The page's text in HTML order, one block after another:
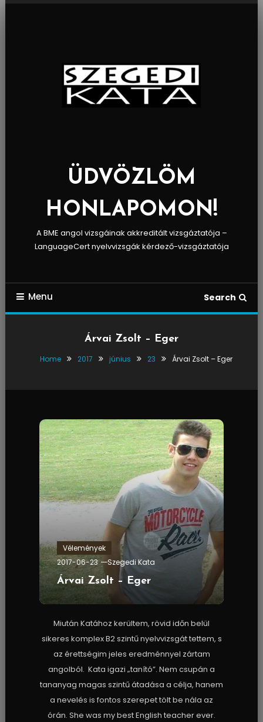
ÜDVÖZLÖM
HONLAPOMON!
A BME angol vizsgáinak akkreditált vizsgáztatója –
LanguageCert nyelvvizsgák kérdező-vizsgáztatója
Menu Search
Árvai Zsolt – Eger
Home 2017 június 23 Árvai Zsolt – Eger
Vélemények
2017-06-23
Szegedi Kata
Árvai Zsolt – Eger
Miután Katához kerültem, rövid időn belül
sikeres komplex B2 szintű nyelvvizsgát tettem, s
az érettségim jeles eredménnyel zártam
angolból. Kata igazi „tanító”. Nem csupán a
tananyag magas szintű átadása a célja, hanem
a nevelés is fontos szerepet tölt be nála az
órán. She was my best English teacher ever.